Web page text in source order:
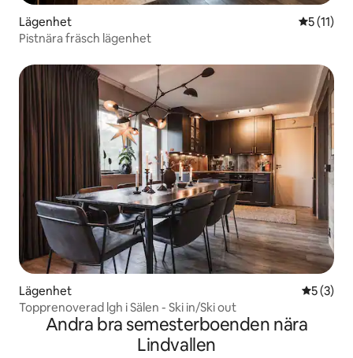
Lägenhet 5 av 5 i
5 (11)
Pistnära fräsch lägenhet
Lägenhet 5 av 5 i
5 (3)
Topprenoverad lgh i Sälen - Ski in/Ski out
Andra bra semesterboenden nära
Lindvallen